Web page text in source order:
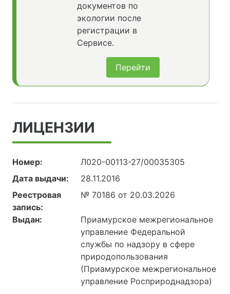
документов по
экологии после
регистрации в
Сервисе.
Перейти
ЛИЦЕНЗИИ
Номер:
Л020-00113-27/00035305
Дата выдачи:
28.11.2016
Реестровая
запись:
№ 70186 от 20.03.2026
Выдан:
Приамурское межрегиональное
управление Федеральной
службы по надзору в сфере
природопользования
(Приамурское межрегиональное
управление Росприроднадзора)